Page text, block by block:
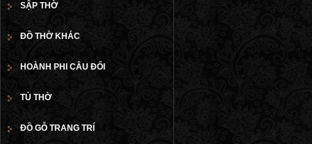
SẬP THỜ
ĐỒ THỜ KHÁC
HOÀNH PHI CÂU ĐỐI
TỦ THỜ
ĐỒ GỖ TRANG TRÍ